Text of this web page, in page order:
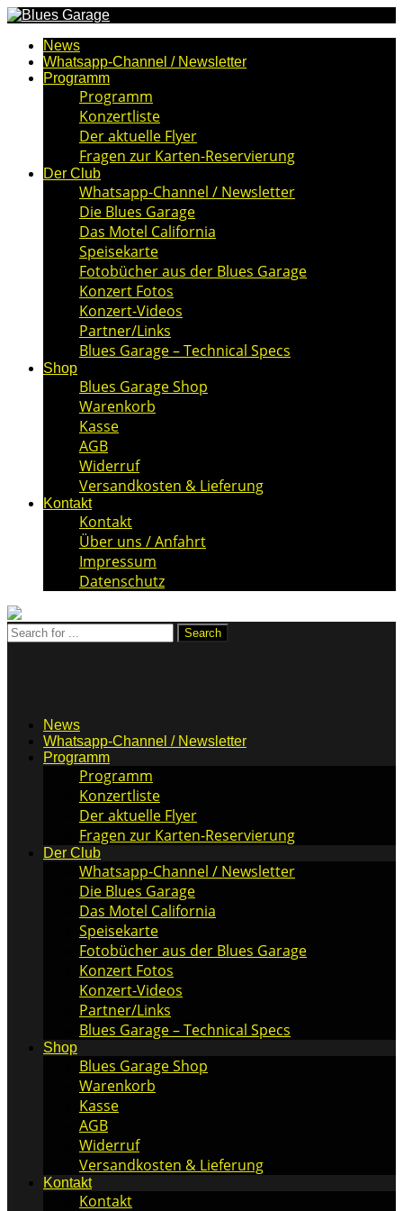
News
Whatsapp-Channel / Newsletter
Programm
Programm
Konzertliste
Der aktuelle Flyer
Fragen zur Karten-Reservierung
Der Club
Whatsapp-Channel / Newsletter
Die Blues Garage
Das Motel California
Speisekarte
Fotobücher aus der Blues Garage
Konzert Fotos
Konzert-Videos
Partner/Links
Blues Garage – Technical Specs
Shop
Blues Garage Shop
Warenkorb
Kasse
AGB
Widerruf
Versandkosten & Lieferung
Kontakt
Kontakt
Über uns / Anfahrt
Impressum
Datenschutz
News
Whatsapp-Channel / Newsletter
Programm
Programm
Konzertliste
Der aktuelle Flyer
Fragen zur Karten-Reservierung
Der Club
Whatsapp-Channel / Newsletter
Die Blues Garage
Das Motel California
Speisekarte
Fotobücher aus der Blues Garage
Konzert Fotos
Konzert-Videos
Partner/Links
Blues Garage – Technical Specs
Shop
Blues Garage Shop
Warenkorb
Kasse
AGB
Widerruf
Versandkosten & Lieferung
Kontakt
Kontakt